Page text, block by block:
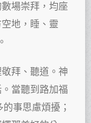
場崇拜，均座
地，睡、靈
拜、聽道。神
當聽到路加福
事思慮煩擾；